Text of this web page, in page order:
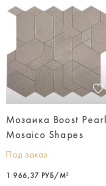
Мозаика Boost Pearl
Mosaico Shapes
Под заказ
1 966,37 РУБ/М²